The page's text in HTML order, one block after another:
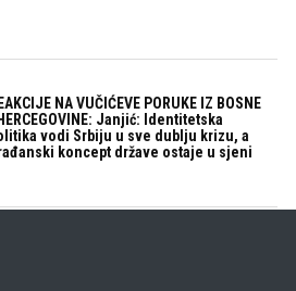
NA VUČIĆEVE PORUKE IZ BOSNE
HERCEGOVINE: Janjić: Identitetska
vodi Srbiju u sve dublju krizu, a
koncept države ostaje u sjeni